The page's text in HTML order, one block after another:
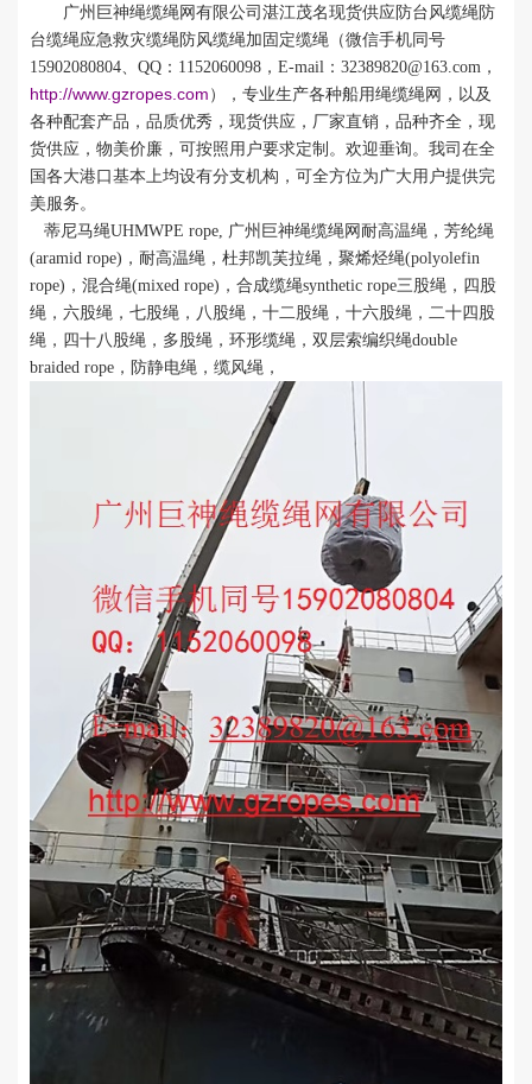
广州巨神绳缆绳网有限公司湛江茂名现货供应防台风缆绳防
台缆绳应急救灾缆绳防风缆绳加固定缆绳（微信手机同号
15902080804
QQ ： 1152060098 ， E-mail： 32389820@163.com ，
http://www.gzropes.com ）， 专业生产各种船用绳缆绳网，以及
各种配套产品，品质优秀，现货供应， 厂家直销，品种齐全，现
货供应，物美价廉，可按照用户要求定制。 欢迎垂询。我司在全
国各大港口基本上均设有分支机构，可全方位为广大用户提供完
美服务。
蒂尼马绳UHMWPE rope, 广州巨神绳缆绳网耐高温绳，芳纶绳
(aramid rope) ，耐高温绳，杜邦凯芙拉绳，聚烯烃绳(polyolefin
rope) ，混合绳(mixed rope) ，合成缆绳synthetic rope三股绳，四股
绳，六股绳，七股绳，八股绳，十二股绳，十六股绳，二十四股
绳，四十八股绳，多股绳，环形缆绳，双层索编织绳double
braided rope ，防静电绳，缆风绳，